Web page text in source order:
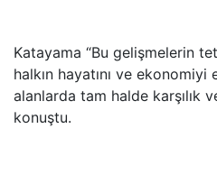
Katayama “Bu gelişmelerin
halkın hayatını ve
alanlarda tam halde karşılık
konuştu.